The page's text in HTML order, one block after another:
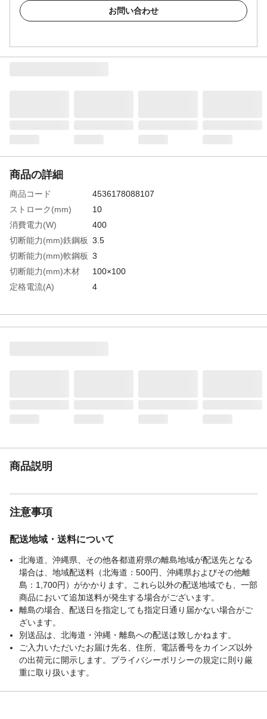
お問い合わせ
商品の詳細
商品コード
4536178088107
ストローク(mm)
10
消費電力(W)
400
切断能力(mm)鉄鋼板 3.5
切断能力(mm)軟鋼板 3
切断能力(mm)木材
100×100
定格電流(A)
4
ストローク数
(min［［の－１
10
商品説明
注意事項
配送地域・送料について
北海道、沖縄県、その他各都道府県の離島地域が配送先となる
場合は、地域配送料（北海道：500円、沖縄県およびその他離
島：1,700円）がかかります。これら以外の配送地域でも、一部
商品において追加送料が発生する場合がございます。
離島の場合、配送日を指定しても指定日通り届かない場合がご
ざいます。
別送品は、北海道・沖縄・離島への配送は致しかねます。
ご入力いただいたお届け先名、住所、電話番号をカインズ以外
の出荷元に開示します。プライバシーポリシーの規定に則り厳
重に取り扱います。